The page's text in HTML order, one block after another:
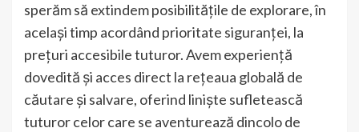
sperăm să extindem posibilitățile de explorare, în
același timp acordând prioritate siguranței, la
prețuri accesibile tuturor. Avem experiență
dovedită și acces direct la rețeaua globală de
căutare și salvare, oferind liniște sufletească
tuturor celor care se aventurează dincolo de